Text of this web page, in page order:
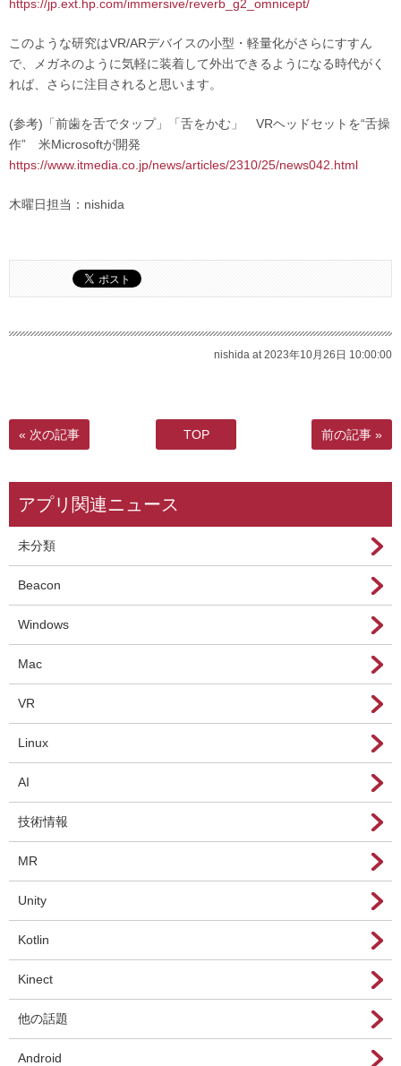
https://jp.ext.hp.com/immersive/reverb_g2_omnicept/
このような研究はVR/ARデバイスの小型・軽量化がさらにすすん
で、メガネのように気軽に装着して外出できるようになる時代がく
れば、さらに注目されると思います。
(参考)「前歯を舌でタップ」「舌をかむ」 VRヘッドセットを“舌操
作” 米Microsoftが開発
https://www.itmedia.co.jp/news/articles/2310/25/news042.html
木曜日担当：nishida
nishida at 2023年10月26日 10:00:00
« 次の記事 TOP 前の記事 »
アプリ関連ニュース
未分類
Beacon
Windows
Mac
VR
Linux
AI
技術情報
MR
Unity
Kotlin
Kinect
他の話題
Android